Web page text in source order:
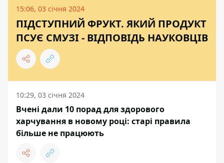
15:06, 03 січня 2024
ПІДСТУПНИЙ ФРУКТ. ЯКИЙ ПРОДУКТ
ПСУЄ СМУЗІ - ВІДПОВІДЬ НАУКОВЦІВ
10:29, 03 січня 2024
Вчені дали 10 порад для здорового
харчування в новому році: старі правила
більше не працюють